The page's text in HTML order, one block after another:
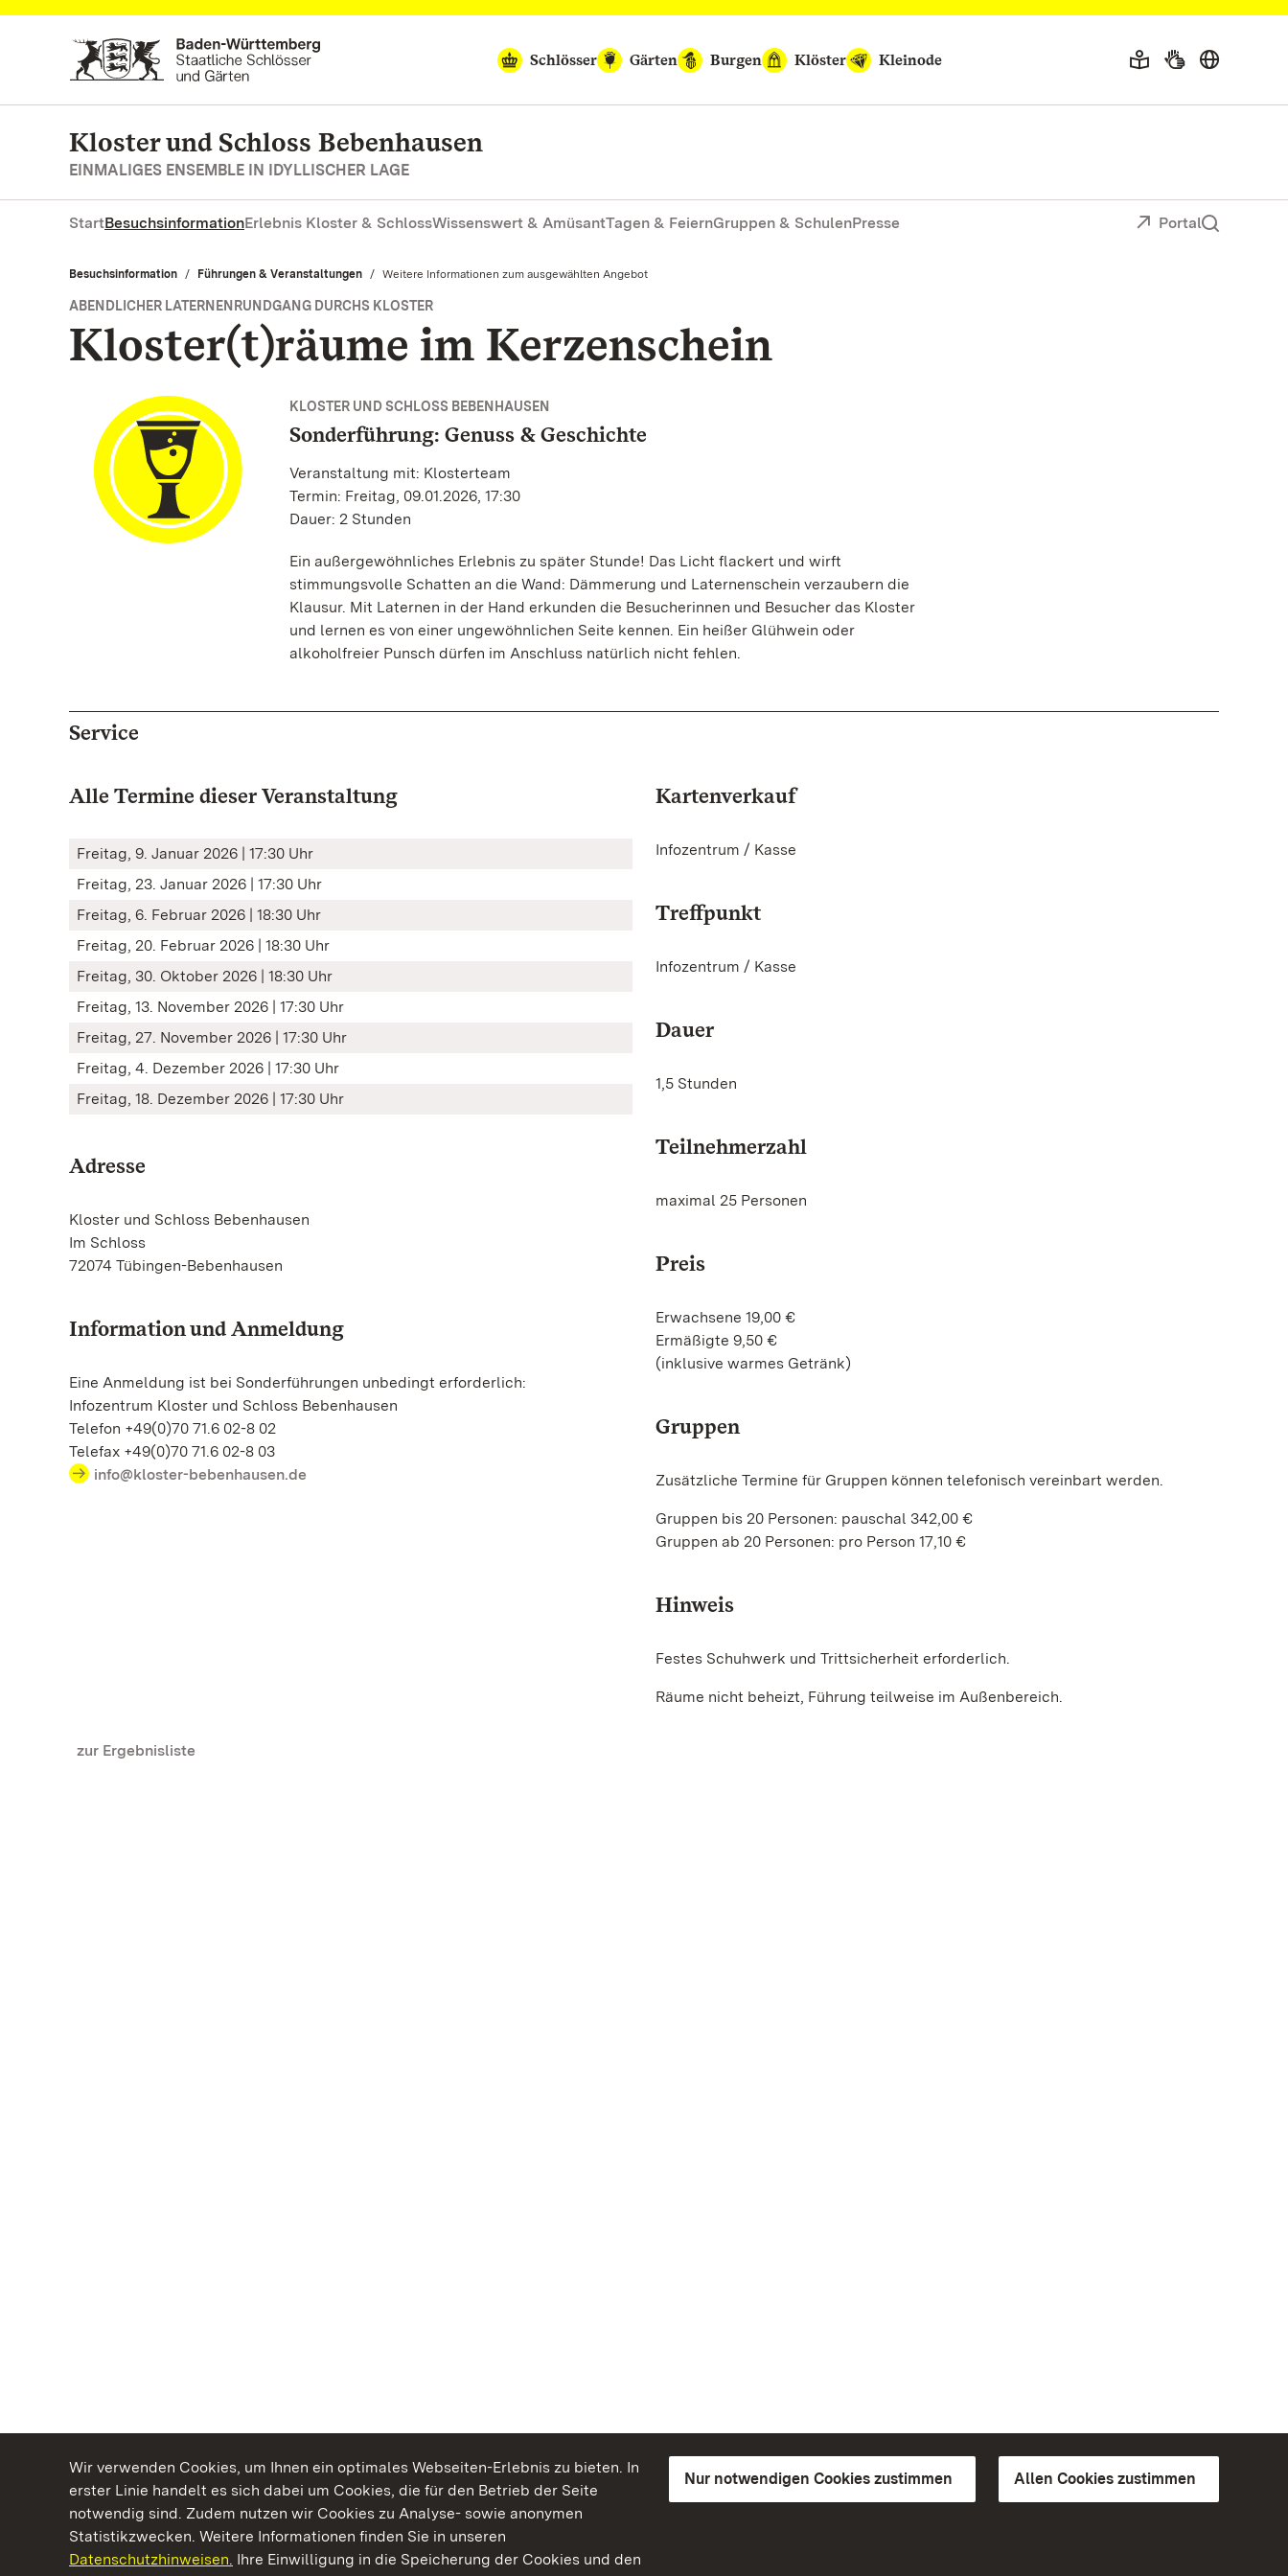
Wir verwenden Cookies, um Ihnen ein optimales Webseiten-Erlebnis zu bieten. In
erster Linie handelt es sich dabei um Cookies, die für den Betrieb der Seite
notwendig sind. Zudem nutzen wir Cookies zu Analyse- sowie anonymen
Statistikzwecken. Weitere Informationen finden Sie in unseren
Datenschutzhinweisen. Ihre Einwilligung in die Speicherung der Cookies und den
Nur notwendigen Cookies zustimmen Allen Cookies zustimmen
Zum Hauptinhalt springen
Schlösser
Gärten Burgen Klöster Kleinode
Kloster und Schloss Bebenhausen
EINMALIGES ENSEMBLE IN IDYLLISCHER LAGE
StartBesuchsinformationErlebnis Kloster & SchlossWissenswert & AmüsantTagen & FeiernGruppen & SchulenPresse Portal
Besuchsinformation Führungen & Veranstaltungen Aktuell:
Weitere Informationen zum ausgewählten Angebot
ABENDLICHER LATERNENRUNDGANG DURCHS KLOSTER
Kloster(t)räume im Kerzenschein
KLOSTER UND SCHLOSS BEBENHAUSEN
Sonderführung: Genuss & Geschichte
Veranstaltung mit: Klosterteam
Termin: Freitag, 09.01.2026, 17:30
Dauer: 2 Stunden
Ein außergewöhnliches Erlebnis zu später Stunde! Das Licht flackert und wirft
stimmungsvolle Schatten an die Wand: Dämmerung und Laternenschein verzaubern die
Klausur. Mit Laternen in der Hand erkunden die Besucherinnen und Besucher das Kloster
und lernen es von einer ungewöhnlichen Seite kennen. Ein heißer Glühwein oder
alkoholfreier Punsch dürfen im Anschluss natürlich nicht fehlen.
Service
Alle Termine dieser Veranstaltung
Freitag, 9. Januar 2026 | 17:30 Uhr
Freitag, 23. Januar 2026 | 17:30 Uhr
Freitag, 6. Februar 2026 | 18:30 Uhr
Freitag, 20. Februar 2026 | 18:30 Uhr
Freitag, 30. Oktober 2026 | 18:30 Uhr
Freitag, 13. November 2026 | 17:30 Uhr
Freitag, 27. November 2026 | 17:30 Uhr
Freitag, 4. Dezember 2026 | 17:30 Uhr
Freitag, 18. Dezember 2026 | 17:30 Uhr
Adresse
Kloster und Schloss Bebenhausen
Im Schloss
72074 Tübingen-Bebenhausen
Information und Anmeldung
Eine Anmeldung ist bei Sonderführungen unbedingt erforderlich:
Infozentrum Kloster und Schloss Bebenhausen
Telefon +49(0)70 71.6 02-8 02
Telefax +49(0)70 71.6 02-8 03
info@kloster-bebenhausen.de
Kartenverkauf
Infozentrum / Kasse
Treffpunkt
Infozentrum / Kasse
Dauer
1,5 Stunden
Teilnehmerzahl
maximal 25 Personen
Preis
Erwachsene 19,00 €
Ermäßigte 9,50 €
(inklusive warmes Getränk)
Gruppen
Zusätzliche Termine für Gruppen können telefonisch vereinbart werden.
Gruppen bis 20 Personen: pauschal 342,00 €
Gruppen ab 20 Personen: pro Person 17,10 €
Hinweis
Festes Schuhwerk und Trittsicherheit erforderlich.
Räume nicht beheizt, Führung teilweise im Außenbereich.
zur Ergebnisliste